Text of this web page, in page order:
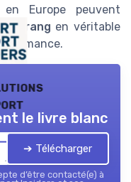
Europe peuvent
en véritable
— 2026
le livre blanc
➔ Télécharger
d’être contacté(e) à